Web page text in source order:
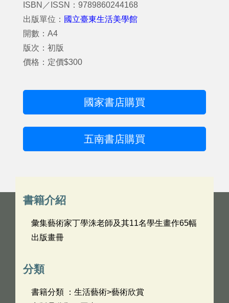
ISBN／ISSN：9789860244168
出版單位： 國立臺東生活美學館
開數：A4
版次：初版
價格：定價$300
國家書店購買
五南書店購買
書籍介紹
彙集藝術家丁學洙老師及其11名學生畫作65幅
出版畫冊
分類
書籍分類 ：生活藝術>藝術欣賞